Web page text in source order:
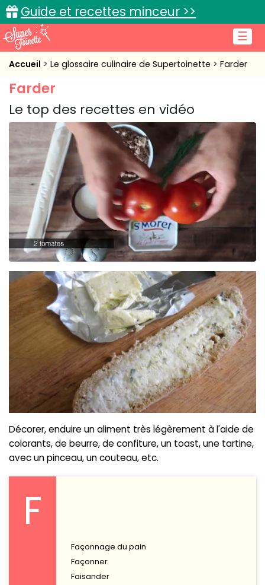
☰
Guide et recettes minceur >>
Accueil
Recettes de cuisine
Cuisine pratique
L'actu cuisine
Connexion
Accueil Le glossaire culinaire de Supertoinette Farder
Farder
Le top des recettes en vidéo
Décorer, enduire un aliment très légèrement à l'aide de
colorants, de beurre, de confiture, un toast, une tartine,
avec un pinceau, un couteau, etc.
F
Façonnage du pain
Façonner
Faisander